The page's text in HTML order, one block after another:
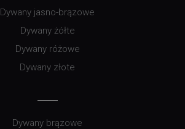
Dywany jasno-brązowe
Dywany żółte
Dywany różowe
Dywany złote
Dywany brązowe